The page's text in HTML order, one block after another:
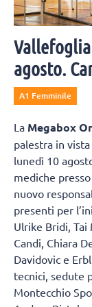
agosto.
A1 Femminile
La Megabox
palestra in
lunedì 10
mediche
nuovo
presenti per
Ulrike Bridi, Tai
Candi, Chiara
Davidovic e
tecnici, sedute
Montecchio